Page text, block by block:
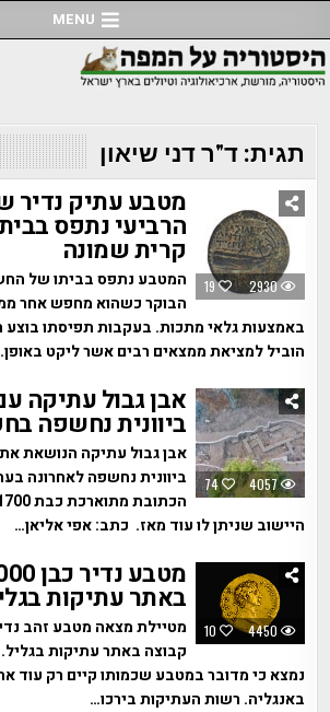
to
content
MENU
תגית:ד"ר דני שיאון
19 2930
מטבע עתיק נדיר
הרביעי נתפס
קרית שמונה
המטבע נתפס בביתו של
הבוקר כשהוא מחפש אחר
באמצעות גלאי מתכות. בעקבות תפיסתו
הוביל למציאת ממצאים רבים אשר ליקט
74 4057
אבן גבול עתיקה
ביוונית נחשפה
אבן גבול עתיקה הנושאת
ביוונית נחשפה לאחרונה
היישוב שניתן לו עוד מאז. כתב: אפי אליאן…
10 4450
באתר עתיקות
מטיילת מצאה מטבע זהב
קבוצה באתר עתיקות
נמצא כי מדובר במטבע שכמותו קיים רק עוד
באנגליה. רשות העתיקות בירכו…